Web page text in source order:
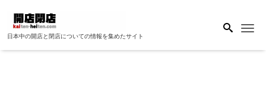
日本中の開店と閉店についての情報を集めたサイト